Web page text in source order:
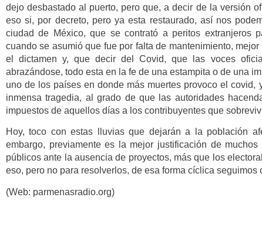
dejo desbastado al puerto, pero que, a decir de la versión
eso si, por decreto, pero ya esta restaurado, así nos
ciudad de México, que se contrató a peritos extranjeros
cuando se asumió que fue por falta de mantenimiento,
el dictamen y, que decir del Covid, que las voces
abrazándose, todo esta en la fe de una estampita o de una
uno de los países en donde más muertes provoco el
inmensa tragedia, al grado de que las autoridades
impuestos de aquellos días a los contribuyentes que
Hoy, toco con estas lluvias que dejarán a la población
embargo, previamente es la mejor justificación de
públicos ante la ausencia de proyectos, más que los
eso, pero no para resolverlos, de esa forma cíclica seguimos
(Web: parmenasradio.org)